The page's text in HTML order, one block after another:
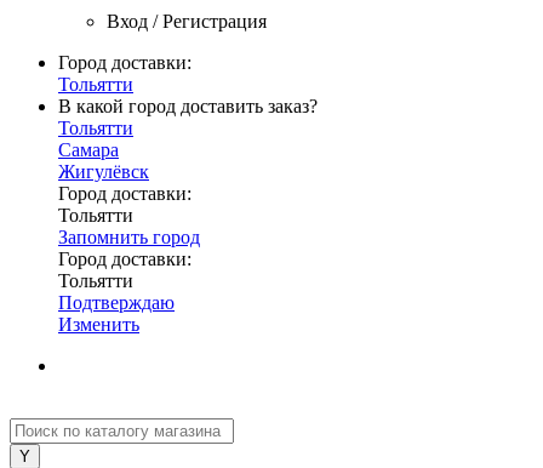
Вход / Регистрация
Город доставки:
Тольятти
В какой город доставить заказ?
Тольятти
Самара
Жигулёвск
Город доставки:
Тольятти
Запомнить город
Город доставки:
Тольятти
Подтверждаю
Изменить